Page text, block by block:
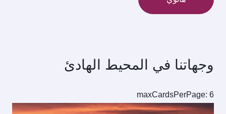
وجهاتنا في المحيط الهادئ
maxCardsPerPage: 6